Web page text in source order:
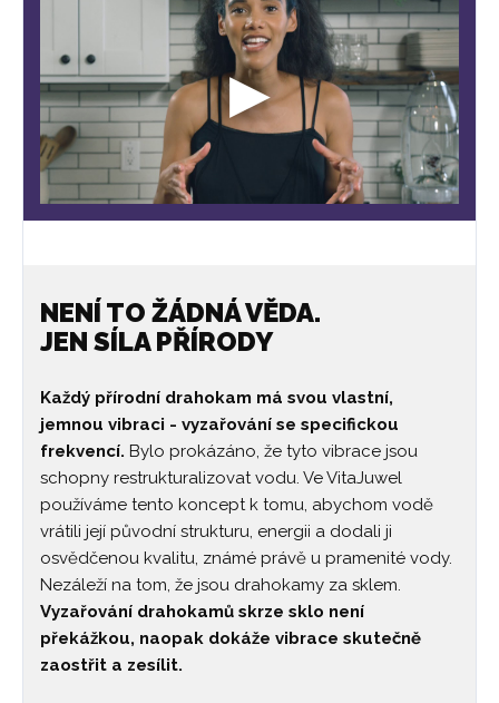
NENÍ TO ŽÁDNÁ VĚDA.
JEN SÍLA PŘÍRODY
Každý přírodní drahokam má svou vlastní,
jemnou vibraci - vyzařování se specifickou
frekvencí. Bylo prokázáno, že tyto vibrace jsou
schopny restrukturalizovat vodu. Ve VitaJuwel
používáme tento koncept k tomu, abychom vodě
vrátili její původní strukturu, energii a dodali ji
osvědčenou kvalitu, známé právě u pramenité vody.
Nezáleží na tom, že jsou drahokamy za sklem.
Vyzařování drahokamů skrze sklo není
překážkou, naopak dokáže vibrace skutečně
zaostřit a zesílit.